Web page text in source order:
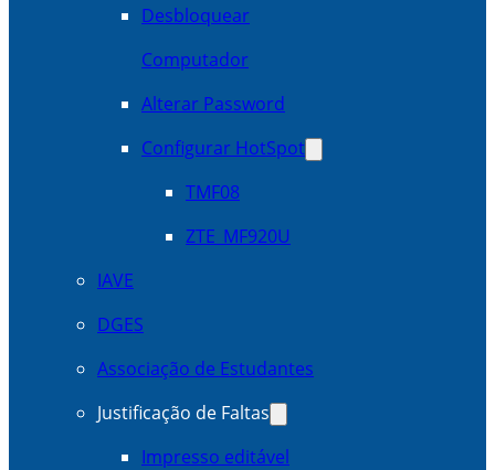
Desbloquear
Computador
Alterar Password
Configurar HotSpot
TMF08
ZTE_MF920U
IAVE
DGES
Associação de Estudantes
Justificação de Faltas
Impresso editável